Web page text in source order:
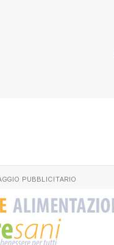
PUBBLICITARIO